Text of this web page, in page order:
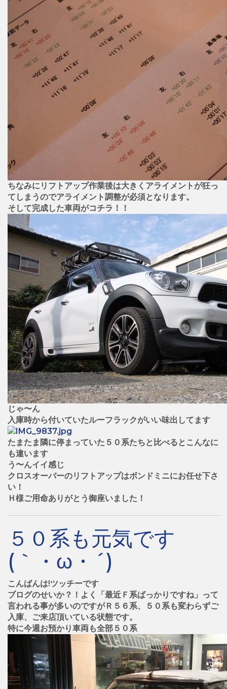
ちなみにリフトアップ作業後は大きくアライメントが狂っ
てしまうのでアライメント調整が必須となります。
そして完成した車両がコチラ！！
じゃ〜ん
入庫時から付いていたルーフラックがいい味出してます
たまたま隣に停まっていた５０系たちと比べるとこんなに
も違います
う〜んイイ感じ
クロスオーバーのリフトアップはボンドミニにお任せ下さ
い！
Ｈ様ご用命ありがとう御座いました！
５０系も元気です
(｀・ω・´)
こんばんは!ツッチーです
ブログのせいか？！よく「最近Ｆ系ばっかりですね」って
言われる事が多いのですがＲ５６系、５０系も変わらずご
入庫、ご来店頂いている状態です。
特に今週お預かり車両も全部５０系